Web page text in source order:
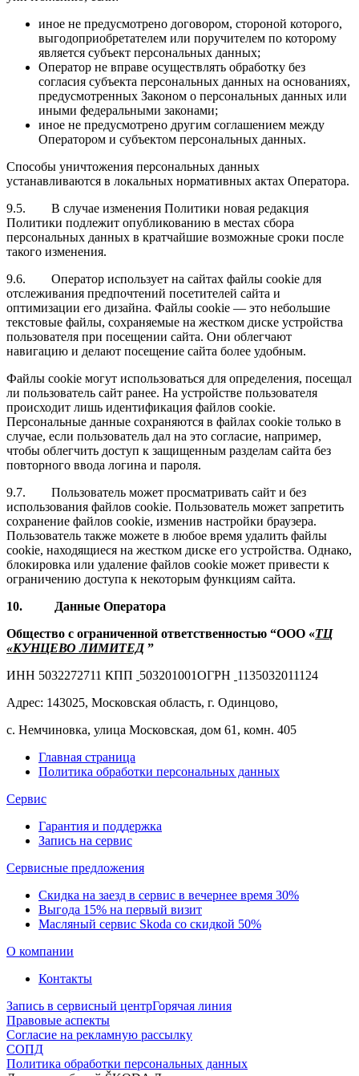
иное не предусмотрено договором, стороной которого,
выгодоприобретателем или поручителем по которому
является субъект персональных данных;
Оператор не вправе осуществлять обработку без
согласия субъекта персональных данных на основаниях,
предусмотренных Законом о персональных данных или
иными федеральными законами;
иное не предусмотрено другим соглашением между
Оператором и субъектом персональных данных.
Способы уничтожения персональных данных
устанавливаются в локальных нормативных актах Оператора.
9.5. В случае изменения Политики новая редакция
Политики подлежит опубликованию в местах сбора
персональных данных в кратчайшие возможные сроки после
такого изменения.
9.6. Оператор использует на сайтах файлы cookie для
отслеживания предпочтений посетителей сайта и
оптимизации его дизайна. Файлы cookie — это небольшие
текстовые файлы, сохраняемые на жестком диске устройства
пользователя при посещении сайта. Они облегчают
навигацию и делают посещение сайта более удобным.
Файлы cookie могут использоваться для определения, посещал
ли пользователь сайт ранее. На устройстве пользователя
происходит лишь идентификация файлов cookie.
Персональные данные сохраняются в файлах cookie только в
случае, если пользователь дал на это согласие, например,
чтобы облегчить доступ к защищенным разделам сайта без
повторного ввода логина и пароля.
9.7. Пользователь может просматривать сайт и без
использования файлов cookie. Пользователь может запретить
сохранение файлов cookie, изменив настройки браузера.
Пользователь также можете в любое время удалить файлы
cookie, находящиеся на жестком диске его устройства. Однако,
блокировка или удаление файлов cookie может привести к
ограничению доступа к некоторым функциям сайта.
10. Данные Оператора
Общество с ограниченной ответственностью “ООО «ТЦ
«КУНЦЕВО ЛИМИТЕД”
ИНН 5032272711 КПП 503201001ОГРН 1135032011124
Адрес: 143025, Московская область, г. Одинцово,
с. Немчиновка, улица Московская, дом 61, комн. 405
Главная страница
Политика обработки персональных данных
Сервис
Гарантия и поддержка
Запись на сервис
Сервисные предложения
Скидка на заезд в сервис в вечернее время 30%
Выгода 15% на первый визит
Масляный сервис Skoda со скидкой 50%
О компании
Контакты
Запись в сервисный центрГорячая линия
Правовые аспекты
Согласие на рекламную рассылку
СОПД
Политика обработки персональных данных